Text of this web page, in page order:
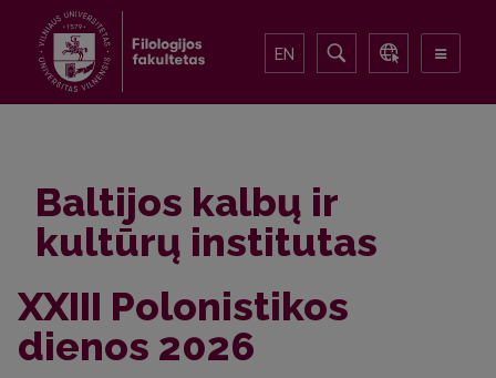
EN
Baltijos kalbų ir
kultūrų institutas
XXIII Polonistikos
dienos 2026